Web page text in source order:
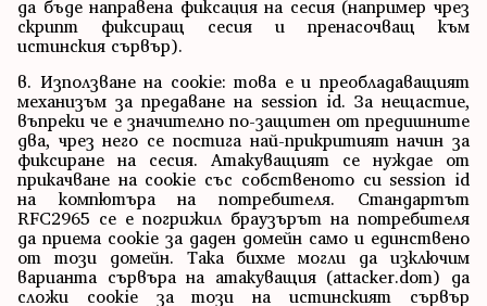
да бъде направена фиксация на сесия (например чрез
скрипт фиксиращ сесия и пренасочващ към
истинския сървър).
в. Използване на cookie: това е и преобладаващият
механизъм за предаване на session id. За нещастие,
въпреки че е значително по-защитен от предишните
два, чрез него се постига най-прикритият начин за
фиксиране на сесия. Атакуващият се нуждае от
прикачване на cookie със собственото си session id
на компютъра на потребителя. Стандартът
RFC2965 се е погрижил браузърът на потребителя
да приема cookie за даден домейн само и единствено
от този домейн. Така бихме могли да изключим
варианта сървъра на атакуващия (attacker.dom) да
сложи cookie за този на истинският сървър